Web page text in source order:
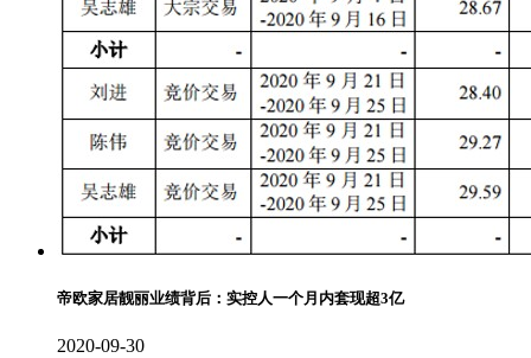
帝欧家居靓丽业绩背后：实控人一个月内套现超3亿
2020-09-30